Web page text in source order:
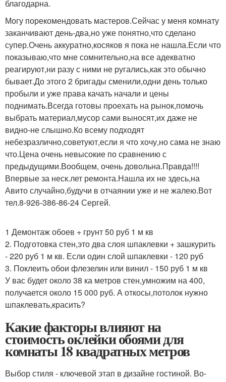
благодарна.
Могу порекомендовать мастеров.Сейчас у меня комнату
заканчивают день-два,но уже понятно,что сделано
супер.Очень аккуратно,косяков я пока не нашла.Если что
показываю,что мне сомнительно,на все адекватно
реагируют,ни разу с ними не ругались,как это обычно
бывает.До этого 2 бригады сменили,одни день только
пробыли и уже права качать начали и цены
поднимать.Всегда готовы проехать на рынок,помочь
выбрать материал,мусор сами выносят,их даже не
видно-не слышно.Ко всему подходят
небезразлично,советуют,если я что хочу,но сама не знаю
что.Цена очень невысокие по сравнению с
предыдущими.Вообщем, очень довольна.Правда!!!!
Впервые за неск.лет ремонта.Нашла их не здесь,на
Авито случайно,будучи в отчаянии уже и не жалею.Вот
тел.8-926-386-86-24 Сергей.
1 Демонтаж обоев + грунт 50 руб 1 м кв
2. Подготовка стен,это два слоя шпаклевки + зашкурить
- 220 руб 1 м кв. Если один слой шпаклевки - 120 руб
3. Поклеить обои флезелин или винил - 150 руб 1 м кв
У вас будет около 38 ка метров стен,умножим на 400,
получается около 15 000 руб. А откосы,потолок нужно
шпаклевать,красить?
Какие факторы влияют на
стоимость оклейки обоями для
комнаты 18 квадратных метров
Выбор стиля - ключевой этап в дизайне гостиной. Во-